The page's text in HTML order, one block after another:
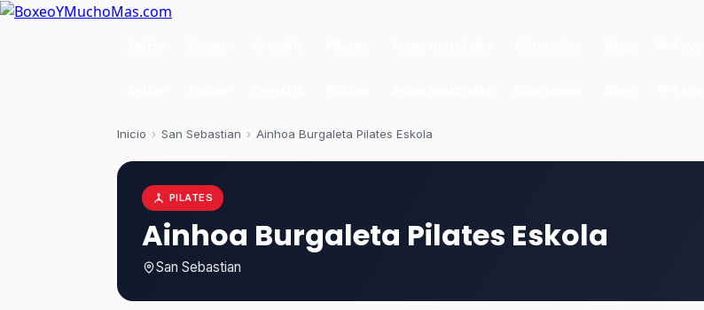
Inicio › San Sebastian › Ainhoa Burgaleta Pilates Eskola
PILATES
Ainhoa Burgaleta Pilates Eskola
San Sebastian